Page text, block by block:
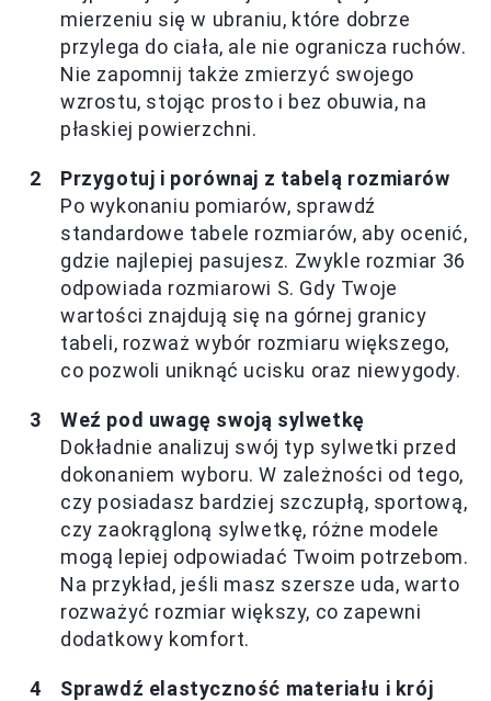
mierzeniu się w ubraniu, które dobrze
przylega do ciała, ale nie ogranicza ruchów.
Nie zapomnij także zmierzyć swojego
wzrostu, stojąc prosto i bez obuwia, na
płaskiej powierzchni.
Przygotuj i porównaj z tabelą rozmiarów
Po wykonaniu pomiarów, sprawdź
standardowe tabele rozmiarów, aby ocenić,
gdzie najlepiej pasujesz. Zwykle rozmiar 36
odpowiada rozmiarowi S. Gdy Twoje
wartości znajdują się na górnej granicy
tabeli, rozważ wybór rozmiaru większego,
co pozwoli uniknąć ucisku oraz niewygody.
Weź pod uwagę swoją sylwetkę
Dokładnie analizuj swój typ sylwetki przed
dokonaniem wyboru. W zależności od tego,
czy posiadasz bardziej szczupłą, sportową,
czy zaokrągloną sylwetkę, różne modele
mogą lepiej odpowiadać Twoim potrzebom.
Na przykład, jeśli masz szersze uda, warto
rozważyć rozmiar większy, co zapewni
dodatkowy komfort.
Sprawdź elastyczność materiału i krój